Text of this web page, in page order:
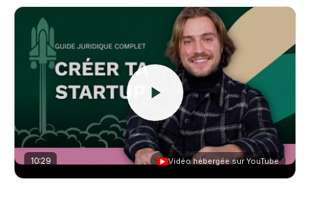
10:29 ▶ Vidéo hébergée sur YouTube